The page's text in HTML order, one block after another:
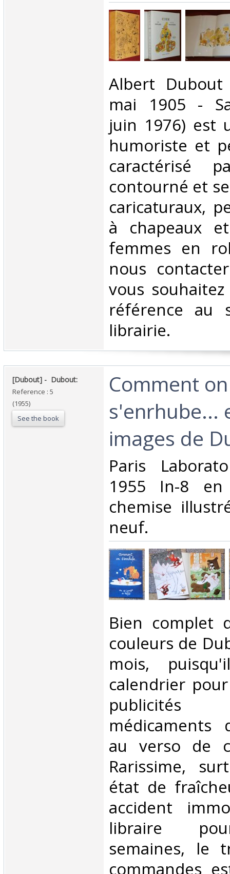
‎Albert Dubout
mai 1905 -
juin 1976) est
humoriste et
caractérisé
contourné et
caricaturaux,
à chapeaux
femmes en
nous
vous
référence au
librairie.‎
‎[Dubout] - ‎ ‎Dubout: ‎
Reference : 5
(1955)
See the book
‎Comment on
s'enrhube...
images de
‎Paris
1955 In-8
chemise
neuf. ‎
‎Bien complet
couleurs de
mois,
calendrier
médicaments
au verso de
Rarissime,
état de
accident
libraire
semaines, le
commandes